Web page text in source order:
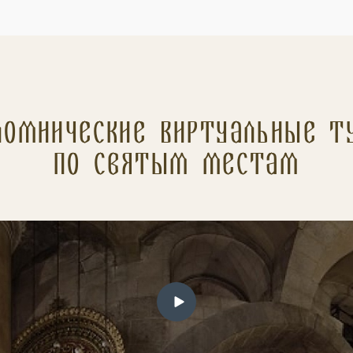
Виртуальные
по святым местам